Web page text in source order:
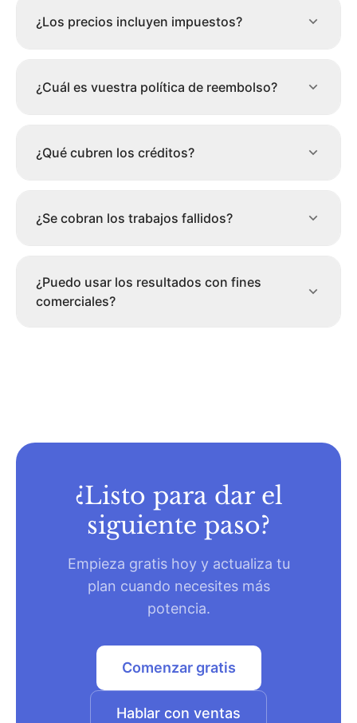
¿Los precios incluyen impuestos?
¿Cuál es vuestra política de reembolso?
¿Qué cubren los créditos?
¿Se cobran los trabajos fallidos?
¿Puedo usar los resultados con fines
comerciales?
¿Listo para dar el
siguiente paso?
Empieza gratis hoy y actualiza tu
plan cuando necesites más
potencia.
Comenzar gratis
Hablar con ventas